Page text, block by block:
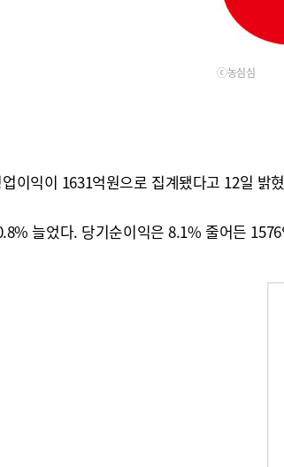
ⓒ농심심
이익이 1631억원으로 집계됐다고 12일 밝
늘었다. 당기순이익은 8.1% 줄어든